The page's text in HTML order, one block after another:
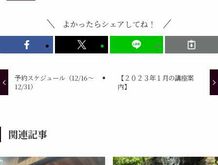
よかったらシェアしてね！
予約スケジュール（12/16～
12/31）
【２０２３年１月の講座案
内】
関連記事